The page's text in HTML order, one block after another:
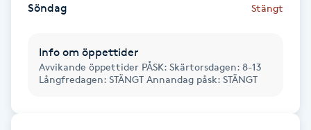
Hälsa
Hälsprickor
Idrottsmassage
Söndag Stängt
Info om öppettider
Avvikande öppettider PÅSK: Skärtorsdagen: 8-13
Långfredagen: STÄNGT Annandag påsk: STÄNGT